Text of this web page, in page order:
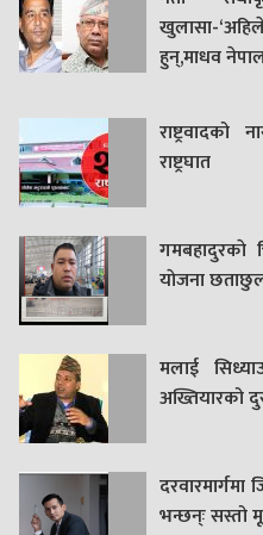
खुलासा-
हुन्,माधव
राष्ट्रघात
गमबहादुरकाे
याेजना
मलाई
अख्तियारको
भन्छन्ः सस्तो